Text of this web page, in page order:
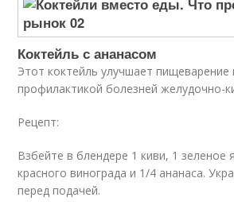
Коктейль с ананасом
Этот коктейль улучшает пищеварение
профилактикой болезней желудочно-
Рецепт:
Взбейте в блендере 1 киви, 1 зеленое
красного винограда и 1/4 ананаса.
перед подачей.